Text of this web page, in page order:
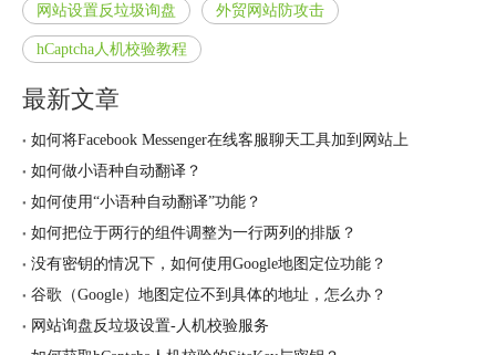
网站设置反垃圾询盘 外贸网站防攻击
hCaptcha人机校验教程
最新文章
如何将Facebook Messenger在线客服聊天工具加到网站上
如何做小语种自动翻译？
如何使用“小语种自动翻译”功能？
如何把位于两行的组件调整为一行两列的排版？
没有密钥的情况下，如何使用Google地图定位功能？
谷歌（Google）地图定位不到具体的地址，怎么办？
网站询盘反垃圾设置-人机校验服务